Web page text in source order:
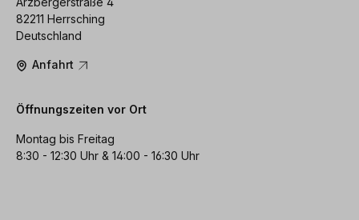
82211 Herrsching
Deutschland
Anfahrt
Öffnungszeiten vor Ort
Montag bis Freitag
8:30 - 12:30 Uhr & 14:00 - 16:30 Uhr